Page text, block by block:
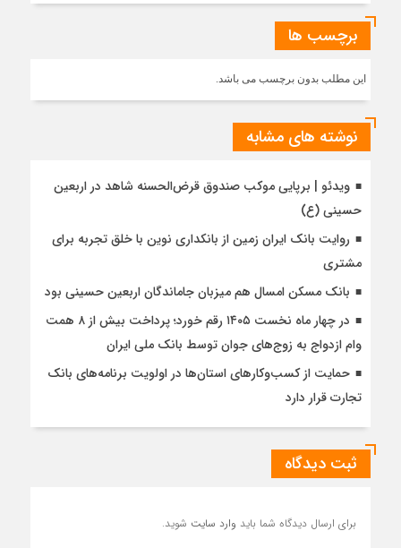
برچسب ها
این مطلب بدون برچسب می باشد.
نوشته های مشابه
ویدئو | برپایی موکب صندوق قرض‌الحسنه شاهد در اربعین
حسینی (ع)
روایت بانک ایران زمین از بانکداری نوین با خلق تجربه برای
مشتری
بانک مسکن امسال هم میزبان جاماندگان اربعین حسینی بود
در چهار ماه نخست ۱۴۰۵ رقم خورد؛ پرداخت بیش از ۸ همت
وام ازدواج به زوج‌های جوان توسط بانک ملی ایران
حمایت از کسب‌وکارهای استان‌ها در اولویت برنامه‌های بانک
تجارت قرار دارد
ثبت دیدگاه
برای ارسال دیدگاه شما باید وارد سایت شوید.